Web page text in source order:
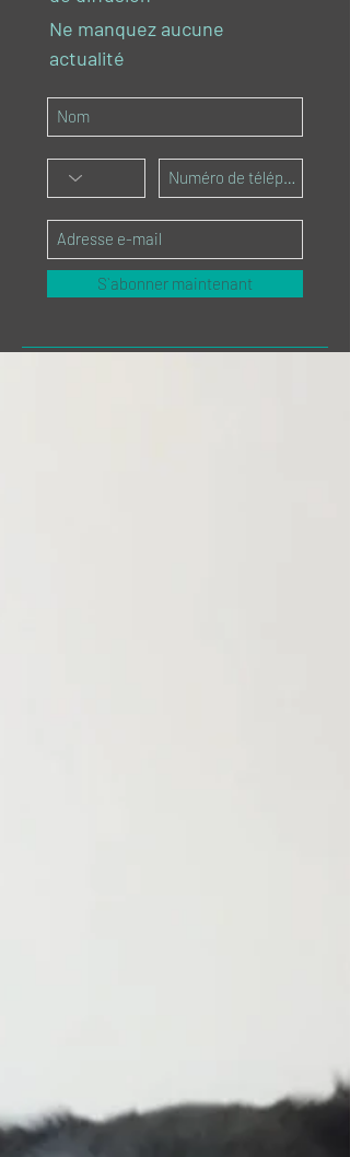
Ne manquez aucune
actualité
S`abonner maintenant